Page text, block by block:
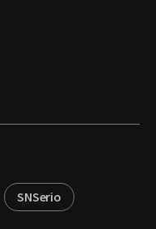
SNSerio